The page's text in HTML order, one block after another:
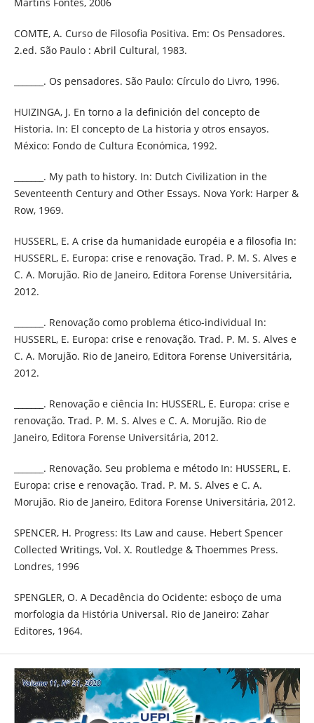
COMTE, A. Curso de Filosofia Positiva. Em: Os Pensadores.
2.ed. São Paulo : Abril Cultural, 1983.
_______. Os pensadores. São Paulo: Círculo do Livro, 1996.
HUIZINGA, J. En torno a la definición del concepto de
Historia. In: El concepto de La historia y otros ensayos.
México: Fondo de Cultura Económica, 1992.
_______. My path to history. In: Dutch Civilization in the
Seventeenth Century and Other Essays. Nova York: Harper &
Row, 1969.
HUSSERL, E. A crise da humanidade européia e a filosofia In:
HUSSERL, E. Europa: crise e renovação. Trad. P. M. S. Alves e
C. A. Morujão. Rio de Janeiro, Editora Forense Universitária,
2012.
_______. Renovação como problema ético-individual In:
HUSSERL, E. Europa: crise e renovação. Trad. P. M. S. Alves e
C. A. Morujão. Rio de Janeiro, Editora Forense Universitária,
2012.
_______. Renovação e ciência In: HUSSERL, E. Europa: crise e
renovação. Trad. P. M. S. Alves e C. A. Morujão. Rio de
Janeiro, Editora Forense Universitária, 2012.
_______. Renovação. Seu problema e método In: HUSSERL, E.
Europa: crise e renovação. Trad. P. M. S. Alves e C. A.
Morujão. Rio de Janeiro, Editora Forense Universitária, 2012.
SPENCER, H. Progress: Its Law and cause. Hebert Spencer
Collected Writings, Vol. X. Routledge & Thoemmes Press.
Londres, 1996
SPENGLER, O. A Decadência do Ocidente: esboço de uma
morfologia da História Universal. Rio de Janeiro: Zahar
Editores, 1964.